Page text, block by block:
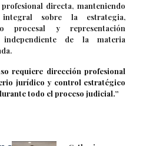
directa, manteniendo
sobre la estrategia,
procesal y representación
de la materia
requiere dirección profesional
jurídico y control estratégico
todo el proceso judicial.”